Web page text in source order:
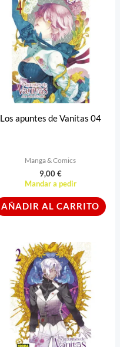
Los apuntes de Vanitas 04
Manga & Comics
9,00€
Mandar a pedir
AÑADIR AL CARRITO